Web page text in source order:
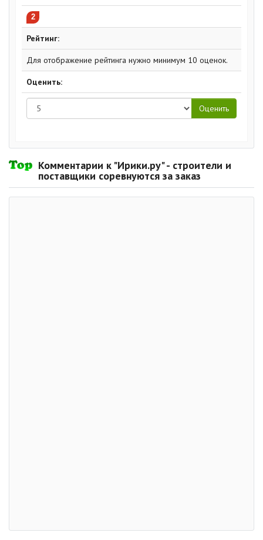
2
Рейтинг:
Для отображение рейтинга нужно минимум 10 оценок.
Оценить:
Комментарии к "Ирики.ру" - строители и
поставщики соревнуются за заказ